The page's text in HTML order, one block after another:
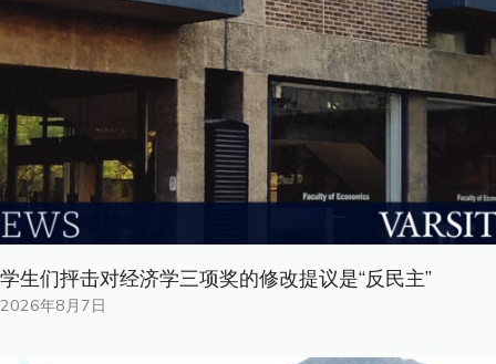
学生们抨击对经济学三项奖的修改提议是“反民主”
2026年8月7日